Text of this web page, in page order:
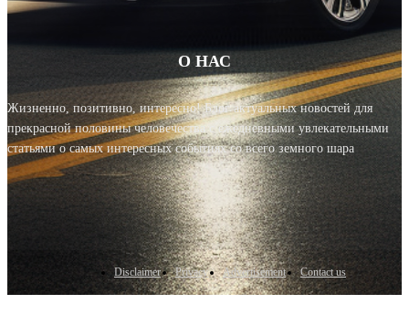
О НАС
Жизненно, позитивно, интересно! Блог актуальных новостей для
прекрасной половины человечества с ежедневными увлекательными
статьями о самых интересных событиях со всего земного шара
Disclaimer Privacy Advertisement Contact us